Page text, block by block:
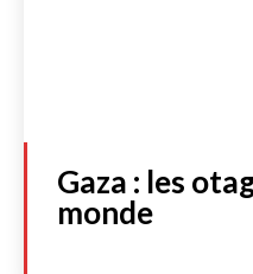
Gaza : les
monde